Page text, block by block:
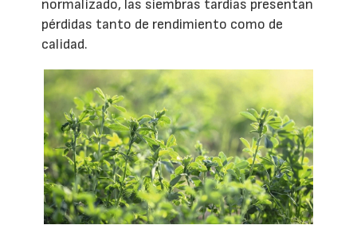
normalizado, las siembras tardías presentan
pérdidas tanto de rendimiento como de
calidad.